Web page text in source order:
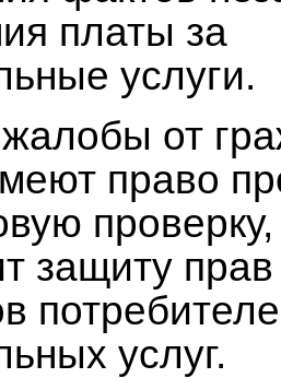
платы за
услуги.
от
право
проверку,
защиту
услуг.